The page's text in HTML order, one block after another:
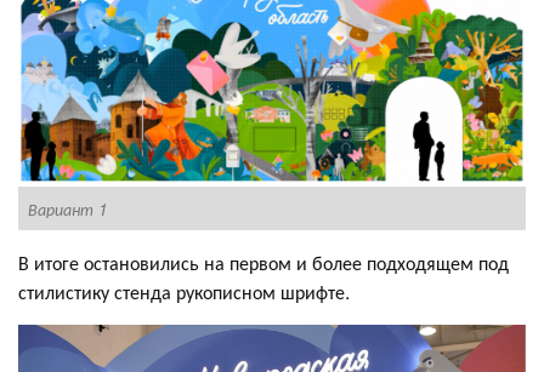
Вариант 1
В итоге остановились на первом и более подходящем под
стилистику стенда рукописном шрифте.